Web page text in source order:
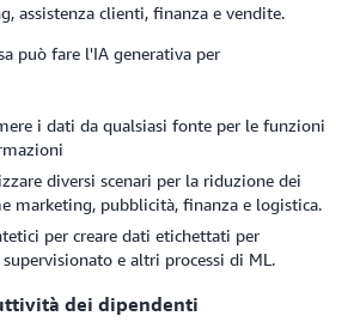
assistenza clienti, finanza e vendite.
può fare l'IA generativa per
i dati da qualsiasi fonte per le funzioni
diversi scenari per la riduzione dei
marketing, pubblicità, finanza e logistica.
per creare dati etichettati per
e altri processi di ML.
dei dipendenti